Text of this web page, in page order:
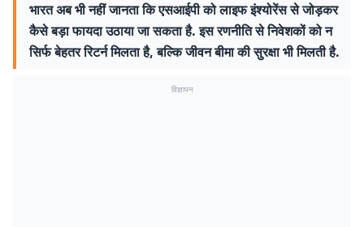
भारत अब भी नहीं जानता कि एसआईपी को लाइफ इंश्योरेंस से जोड़कर
कैसे बड़ा फायदा उठाया जा सकता है. इस रणनीति से निवेशकों को न
सिर्फ बेहतर रिटर्न मिलता है, बल्कि जीवन बीमा की सुरक्षा भी मिलती है.
विज्ञापन